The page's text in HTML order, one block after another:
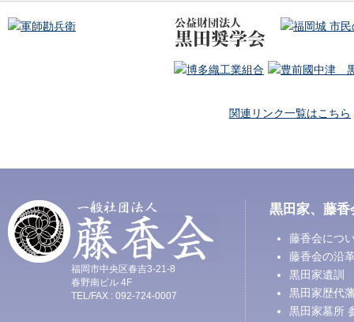
関連リンク一覧はこちら
福岡市中央区春吉3-21-8
春野南ビル 4F
TEL/FAX : 092-724-0007
黒田家、藤香
藤香会につ
藤香会の沿
黒田家遺訓
黒田家歴代
黒田家墓所